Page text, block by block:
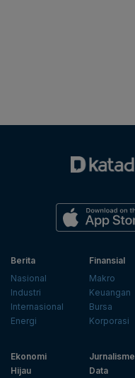
Berita
Nasional
Industri
Internasional
Energi
Finansial
Makro
Keuangan
Bursa
Korporasi
Ekonomi
Hijau
Jurnalisme
Data